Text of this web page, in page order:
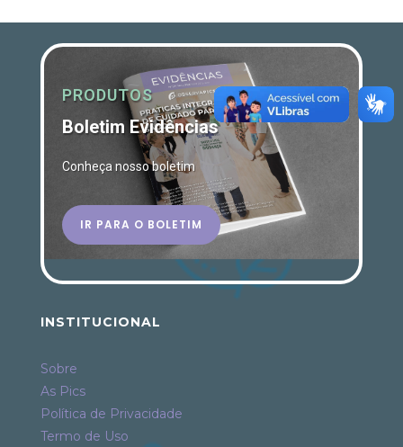
PRODUTOS
Boletim Evidências
Conheça nosso boletim
IR PARA O BOLETIM
INSTITUCIONAL
Sobre
As Pics
Política de Privacidade
Termo de Uso